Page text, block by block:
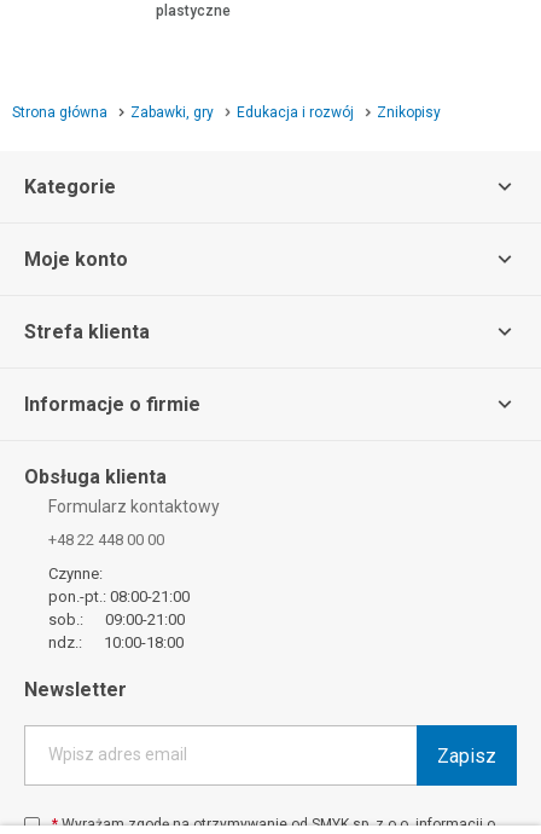
plastyczne
Strona główna Zabawki, gry Edukacja i rozwój Znikopisy
Kategorie
Moje konto
Strefa klienta
Informacje o firmie
Obsługa klienta
Formularz kontaktowy
+48 22 448 00 00
Czynne:
pon.-pt.: 08:00-21:00
sob.: 09:00-21:00
ndz.: 10:00-18:00
Newsletter
Wpisz adres email Zapisz
*Wyrażam zgodę na otrzymywanie od SMYK sp. z o.o. informacji o